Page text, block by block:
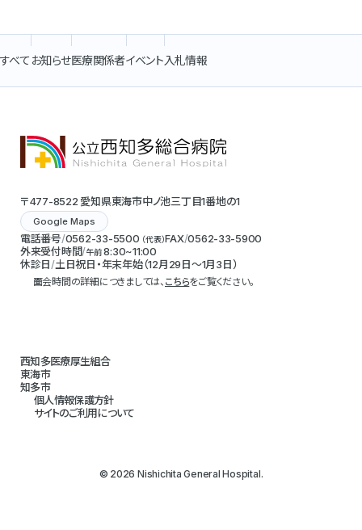
すべて お知らせ医療関係者イベント入札情報
〒477-8522 愛知県東海市中ノ池三丁目1番地の1
Google Maps
電話番号 0562-33-5500 （代表）FAX 0562-33-5900
外来受付時間 午前 8:30~11:00
休診日 土日祝日・年末年始（12月29日～1月3日）
面会時間の詳細につきましては、 こちらをご覧ください。
個人情報保護方針
サイトのご利用について
西知多医療厚生組合
東海市
知多市
© 2026 Nishichita General Hospital.